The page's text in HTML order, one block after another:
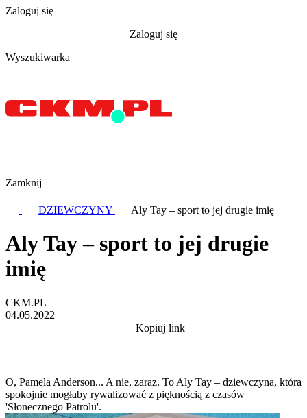
Zaloguj się
Zaloguj się
Wyszukiwarka
Zamknij
DZIEWCZYNY Aly Tay – sport to jej drugie imię
Aly Tay – sport to jej drugie
imię
CKM.PL
04.05.2022
Kopiuj link
O, Pamela Anderson... A nie, zaraz. To Aly Tay – dziewczyna, która
spokojnie mogłaby rywalizować z pięknością z czasów
'Słonecznego Patrolu'.